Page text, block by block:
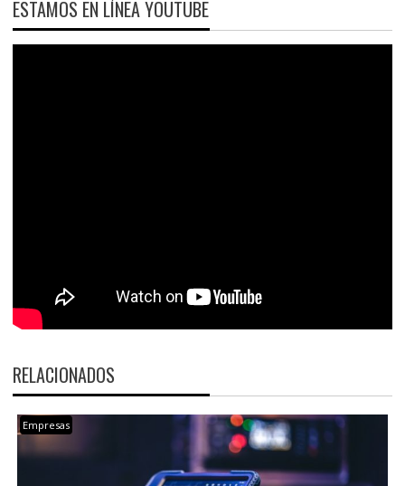
ESTAMOS EN LÍNEA YOUTUBE
RELACIONADOS
Empresas